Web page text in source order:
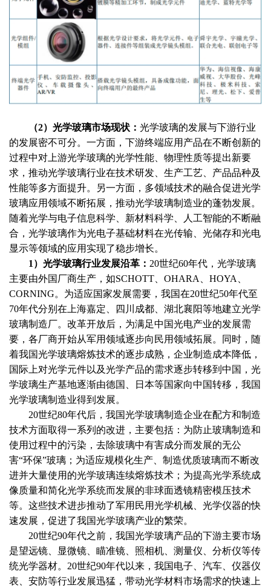
（2）光学玻璃市场现状： 光学玻璃的发展与下游行业
的发展密不可分。一方面，下游终端应用产品在不断创新的
过程中对上游光学玻璃的光学性能、物理性质等提出新要
求，推动光学玻璃行业在技术研发、生产工艺、产品品种及
性能等多方面提升。另一方面，多领域技术的融合促进光学
玻璃应用领域不断拓展，推动光学玻璃制造业的蓬勃发展。
随着光学与电子信息科学、新材料科学、人工智能的不断融
合，光学玻璃作为光电子基础材料在光传输、光储存和光电
显示等领域的应用实现了稳步增长。
1）光学玻璃行业发展沿革： 20世纪60年代，光学玻璃
主要由外国厂商生产，如SCHOTT、OHARA、HOYA、
CORNING。为适应国家发展需要，我国在20世纪50年代至
70年代分别在上海嘉定、四川成都、湖北襄阳等地建立光学
玻璃制造厂。改革开放后，为满足中国光电产业的发展需
要，各厂商开始从军用领域逐步向民用领域拓展。同时，随
着我国光学玻璃熔炼技术的逐步成熟，企业制造成本降低，
国际上对光学元件以及光学产品的需求逐步转移到中国，光
学玻璃生产基地逐渐由德国、日本等国家向中国转移，我国
光学玻璃制造业得到发展。
20世纪80年代后，我国光学玻璃制造企业在配方和制造
技术方面取得一系列的改进，主要包括：为防止玻璃制造和
使用过程中的污染，去除玻璃中有害成分而发展的无公
害“环保”玻璃；为适应规模化生产、制造优质玻璃而不断改
进并大量使用的光学玻璃连续熔炼技术；为提高光学系统成
像质量和简化光学系统而发展的非球面透镜精密模压技术
等。这些技术进步推动了军用民用光学机械、光学仪器的快
速发展，促进了我国光学玻璃产业的繁荣。
20世纪90年代之前，我国光学玻璃产品的下游主要市场
是望远镜、显微镜、瞄准镜、照相机、测量仪、分析仪等传
统光学器材。20世纪90年代以来，我国电子、汽车、仪器仪
表、安防等行业发展迅猛，带动光学材料市场需求的快速上